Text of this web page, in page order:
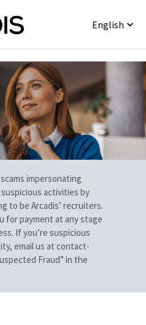
English
impersonating
activities by
to be Arcadis’ recruiters.
for payment at any stage
If you’re suspicious
email us at contact-
Fraud” in the